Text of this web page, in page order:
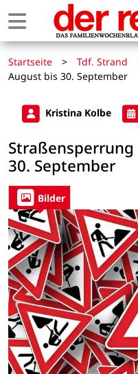
Startseite > Tdf. Strand
August bis 30. September
Kristina Kolbe
30. September
Bilder